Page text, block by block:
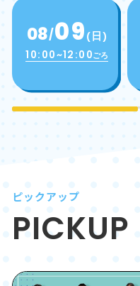
08 09 日
10:00~12:00ごろ
ピックアップ
PICKUP